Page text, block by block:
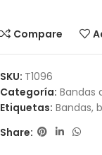
Compare
SKU: T1096
Categoría: Bandas
Etiquetas: Bandas,
Share: